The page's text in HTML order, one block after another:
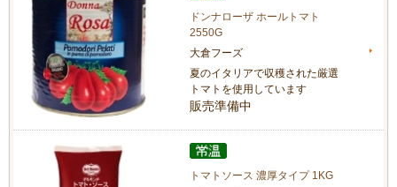
ドンナローザ ホールトマト
2550G
大倉フーズ
夏のイタリアで収穫された厳選
トマトを使用しています
販売準備中
トマトソース 濃厚タイプ 1KG